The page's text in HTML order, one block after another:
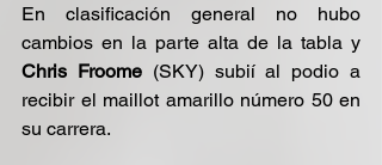
En clasificación general no hubo
cambios en la parte alta de la tabla y
Chris Froome (SKY) subií al podio a
recibir el maillot amarillo número 50 en
su carrera.